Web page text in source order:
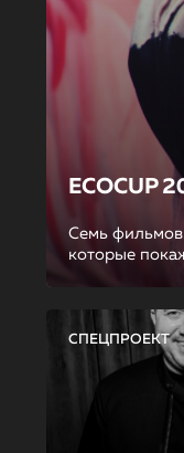
ECOCUP
Семь фильмов
которые
СПЕЦПРОЕКТ